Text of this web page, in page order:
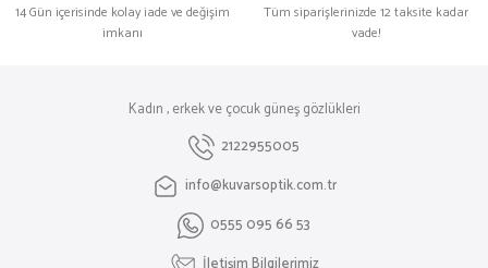
14 Gün içerisinde kolay iade ve değişim
imkanı
Tüm siparişlerinizde 12 taksite kadar
vade!
Kadın , erkek ve çocuk güneş gözlükleri
2122955005
info@kuvarsoptik.com.tr
0555 095 66 53